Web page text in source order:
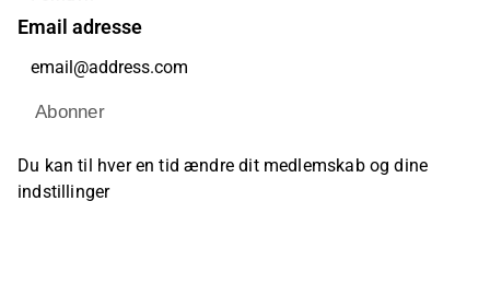
Email adresse
Abonner
Du kan til hver en tid ændre dit medlemskab og dine
indstillinger